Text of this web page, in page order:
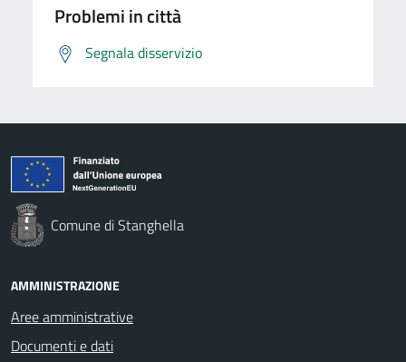
Problemi in città
Segnala disservizio
Comune di Stanghella
AMMINISTRAZIONE
Aree amministrative
Documenti e dati